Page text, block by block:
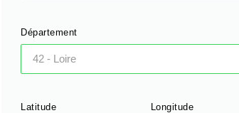
Département
Latitude Longitude